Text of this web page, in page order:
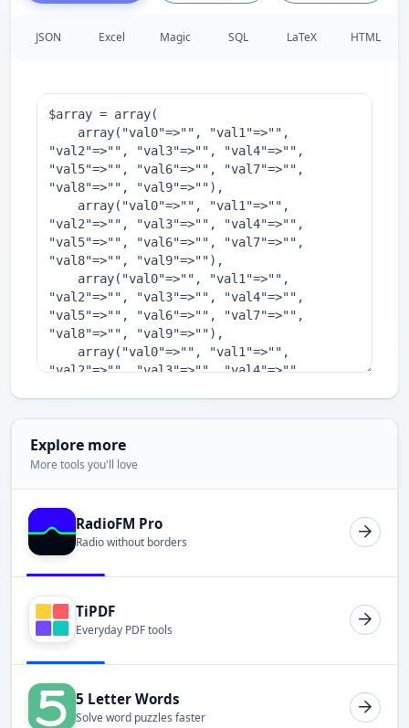
JSON Excel Magic SQL LaTeX HTML
Explore more
More tools you'll love
RadioFM Pro
Radio without borders
TiPDF
Everyday PDF tools
5 Letter Words
Solve word puzzles faster